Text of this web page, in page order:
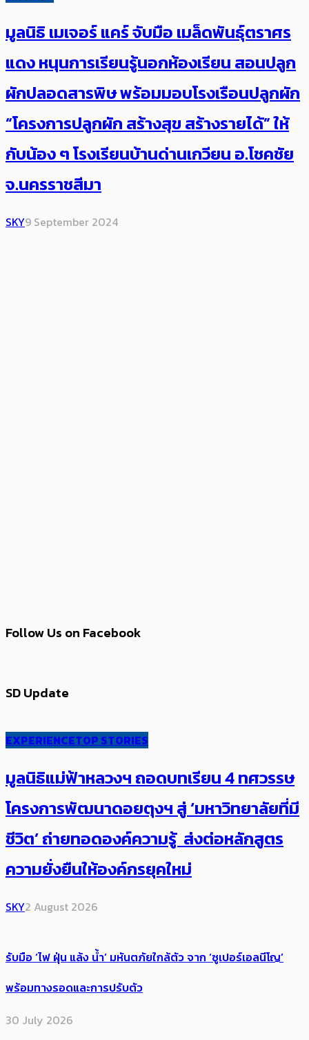
มูลนิธิ เมเจอร์ แคร์ จับมือ เมล็ดพันธุ์ตราศร
แดง หนุนการเรียนรู้นอกห้องเรียน สอนปลูก
ผักปลอดสารพิษ พร้อมมอบโรงเรือนปลูกผัก
“โครงการปลูกผัก สร้างสุข สร้างรายได้” ให้
กับน้อง ๆ โรงเรียนบ้านด่านเกวียน อ.โชคชัย
จ.นครราชสีมา
SKY9 September 2024
Follow Us on Facebook
SD Update
EXPERIENCETOP STORIES
มูลนิธิแม่ฟ้าหลวงฯ ถอดบทเรียน 4 ทศวรรษ
โครงการพัฒนาดอยตุงฯ สู่ ‘มหาวิทยาลัยที่มี
ชีวิต’ ถ่ายทอดองค์ความรู้ ส่งต่อหลักสูตร
ความยั่งยืนให้องค์กรยุคใหม่
SKY2 August 2026
รับมือ ‘ไฟ ฝุ่น แล้ง น้ำ’ มหันตภัยใกล้ตัว จาก ‘ซูเปอร์เอลนีโญ’
พร้อมทางรอดและการปรับตัว
30 July 2026